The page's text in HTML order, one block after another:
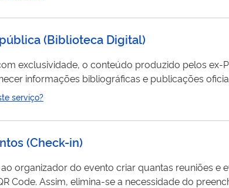
(Biblioteca Digital)
exclusividade, o conteúdo produzido pelos ex-
bibliográficas e publicações oficiais. O Portal
a galeria de ex-Presidentes pretende
a bibliografia e a trajetória dos Presidentes da
serviço?
(Check-in)
presença, que é